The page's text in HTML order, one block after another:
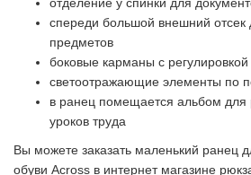
спереди большой внешний
предметов
боковые карманы с
светоотражающие элементы по
в ранец помещается альбом для
уроков труда
Вы можете заказать маленький ранец
обуви Across в интернет магазине